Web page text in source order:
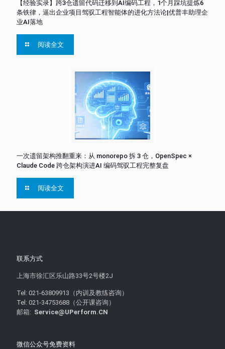
【经验实录】跨3仓遗留代码迁移到AI编码工程，1个月踩坑提炼6
条铁律，逼出企业项目驾驭工程智能体的进化方法论|优普丰助理企
业AI落地
阅读全文
一次遗留架构推翻重来：从 monorepo 拆 3 仓，OpenSpec ×
Claude Code 跨仓架构演进AI 编码驾驭工程完整复盘
阅读全文
联系方式
上海市徐汇区乐山路33号2号楼2J
Tel: 021-63809913（内训及教练咨询）
Tel: 021-34753688（公开课咨询）
邮箱: Service@UPerform.CN
微信公众号免费资料